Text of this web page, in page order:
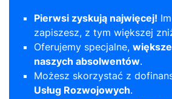
Pierwsi zyskują najwięcej!
zapiszesz, z tym większej
Oferujemy specjalne,
naszych absolwentów.
Możesz skorzystać z
Usług Rozwojowych.